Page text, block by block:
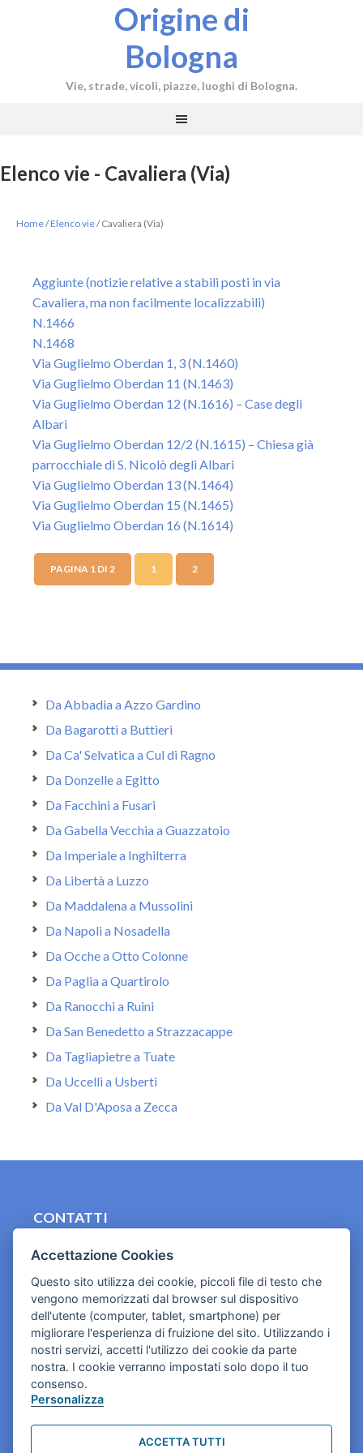
Origine di
Bologna
Vie, strade, vicoli, piazze, luoghi di Bologna.
Elenco vie - Cavaliera (Via)
Home/Elenco vie/Cavaliera (Via)
Aggiunte (notizie relative a stabili posti in via
Cavaliera, ma non facilmente localizzabili)
N.1466
N.1468
Via Guglielmo Oberdan 1, 3 (N.1460)
Via Guglielmo Oberdan 11 (N.1463)
Via Guglielmo Oberdan 12 (N.1616) – Case degli
Albari
Via Guglielmo Oberdan 12/2 (N.1615) – Chiesa già
parrocchiale di S. Nicolò degli Albari
Via Guglielmo Oberdan 13 (N.1464)
Via Guglielmo Oberdan 15 (N.1465)
Via Guglielmo Oberdan 16 (N.1614)
PAGINA 1 DI 2 1 2
Da Abbadia a Azzo Gardino
Da Bagarotti a Buttieri
Da Ca' Selvatica a Cul di Ragno
Da Donzelle a Egitto
Da Facchini a Fusari
Da Gabella Vecchia a Guazzatoio
Da Imperiale a Inghilterra
Da Libertà a Luzzo
Da Maddalena a Mussolini
Da Napoli a Nosadella
Da Ocche a Otto Colonne
Da Paglia a Quartirolo
Da Ranocchi a Ruini
Da San Benedetto a Strazzacappe
Da Tagliapietre a Tuate
Da Uccelli a Usberti
Da Val D'Aposa a Zecca
CONTATTI
Cookies e informativa privacy
Accettazione Cookies
Questo sito utilizza dei cookie, piccoli file di testo che
vengono memorizzati dal browser sul dispositivo
dell'utente (computer, tablet, smartphone) per
migliorare l'esperienza di fruizione del sito. Utilizzando i
nostri servizi, accetti l'utilizzo dei cookie da parte
nostra. I cookie verranno impostati solo dopo il tuo
consenso.
Personalizza
ACCETTA TUTTI